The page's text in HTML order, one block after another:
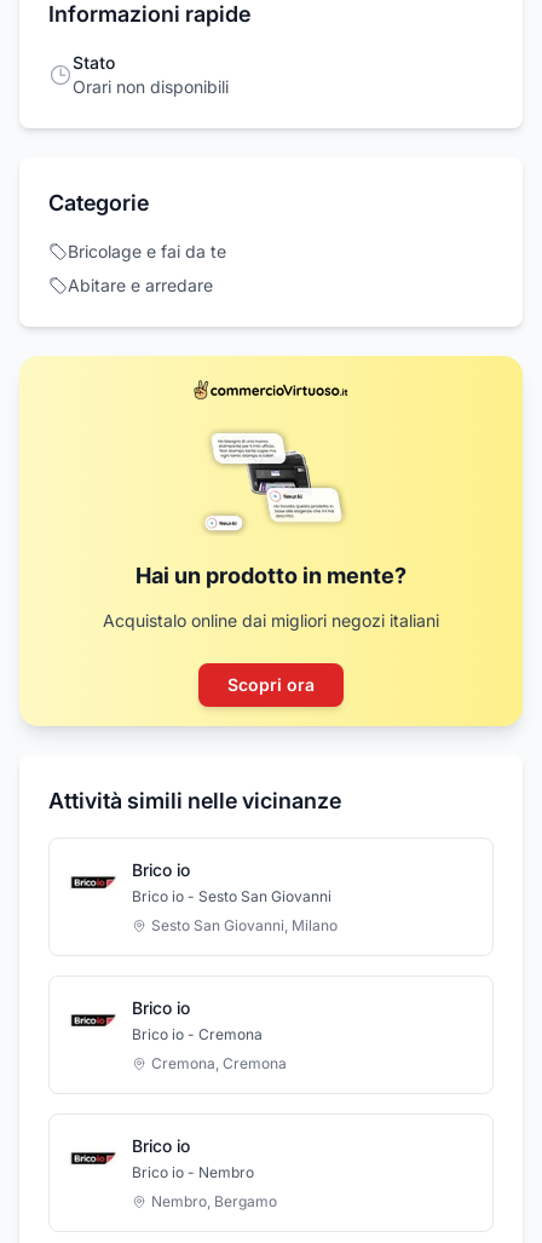
Informazioni rapide
Stato
Orari non disponibili
Categorie
Bricolage e fai da te
Abitare e arredare
Hai un prodotto in mente?
Acquistalo online dai migliori negozi italiani
Scopri ora
Attività simili nelle vicinanze
Brico io
Brico io - Sesto San Giovanni
Sesto San Giovanni, Milano
Brico io
Brico io - Cremona
Cremona, Cremona
Brico io
Brico io - Nembro
Nembro, Bergamo